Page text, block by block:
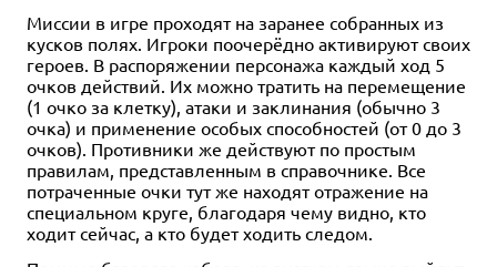
Миссии в игре проходят на заранее собранных из
кусков полях. Игроки поочерёдно активируют своих
героев. В распоряжении персонажа каждый ход 5
очков действий. Их можно тратить на перемещение
(1 очко за клетку), атаки и заклинания (обычно 3
очка) и применение особых способностей (от 0 до 3
очков). Противники же действуют по простым
правилам, представленным в справочнике. Все
потраченные очки тут же находят отражение на
специальном круге, благодаря чему видно, кто
ходит сейчас, а кто будет ходить следом.